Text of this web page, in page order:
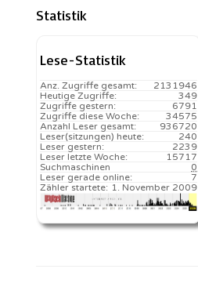
Statistik
Lese-Statistik
2131946
Anz. Zugriffe gesamt:
349
Heutige Zugriffe:
6791
Zugriffe gestern:
34575
Zugriffe diese Woche:
936720
Anzahl Leser gesamt:
240️
Leser(sitzungen) heute:
2239
Leser gestern:
15717️
Leser letzte Woche:
0
Suchmaschinen
7
Leser gerade online:
1. November 2009
Zähler startete: